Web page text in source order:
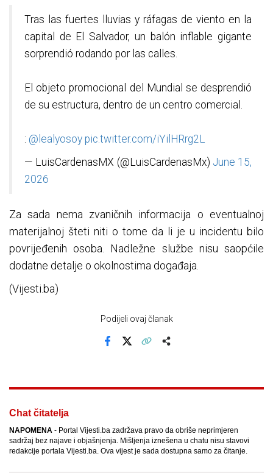
Tras las fuertes lluvias y ráfagas de viento en la
capital de El Salvador, un balón inflable gigante
sorprendió rodando por las calles.
El objeto promocional del Mundial se desprendió
de su estructura, dentro de un centro comercial.
: @lealyosoy pic.twitter.com/iYilHRrg2L
— LuisCardenasMX (@LuisCardenasMx) June 15,
2026
Za sada nema zvaničnih informacija o eventualnoj
materijalnoj šteti niti o tome da li je u incidentu bilo
povrijeđenih osoba. Nadležne službe nisu saopćile
dodatne detalje o okolnostima događaja.
(Vijesti.ba)
Podijeli ovaj članak
Chat čitatelja
NAPOMENA - Portal Vijesti.ba zadržava pravo da obriše neprimjeren
sadržaj bez najave i objašnjenja. Mišljenja iznešena u chatu nisu stavovi
redakcije portala Vijesti.ba. Ova vijest je sada dostupna samo za čitanje.